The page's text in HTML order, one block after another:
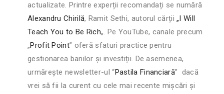
actualizate. Printre experții recomandați se numără
Alexandru Chirilă, Ramit Sethi, autorul cărții„I Will
Teach You to Be Rich„. Pe YouTube, canale precum
„Profit Point” oferă sfaturi practice pentru
gestionarea banilor și investiții. De asemenea,
urmărește newsletter-ul “Pastila Financiară” dacă
vrei să fii la curent cu cele mai recente mișcări și